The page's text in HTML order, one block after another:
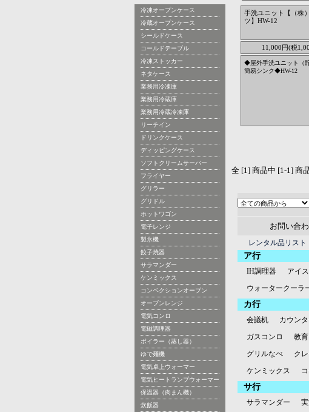
冷凍オープンケース
冷蔵オープンケース
シールドケース
コールドテーブル
冷凍ストッカー
ネタケース
業務用冷凍庫
業務用冷蔵庫
業務用冷蔵冷凍庫
リーチイン
ドリンクケース
ディッピングケース
ソフトクリームサーバー
フライヤー
グリラー
グリドル
ホットワゴン
電子レンジ
製氷機
餃子焼器
サラマンダー
ケンミックス
コンベクションオーブン
オーブンレンジ
電気コンロ
電磁調理器
ボイラー（蒸し器）
ゆで麺機
電気卓上ウォーマー
電気ヒートランプウォーマー
保温器（肉まん機）
炊飯器
手洗ユニット【（株
ツ】HW-12
11,000円(税
◆屋外手洗ユニット（
簡易シンク◆HW-12
全 [1] 商品中 [1-1] 商
お問い合
レンタル品リスト
ア行
IH調理器 アイ
ウォータークーラ
カ行
会議机 カウン
ガスコンロ
教
グリルなべ
ク
ケンミックス
サ行
サラマンダー